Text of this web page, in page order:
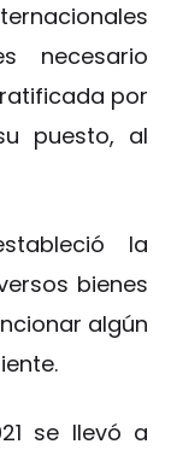
necesario
por
puesto, al
la
bienes
algún
se llevó a